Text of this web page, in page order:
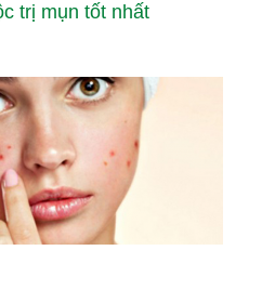
trị mụn tốt nhất